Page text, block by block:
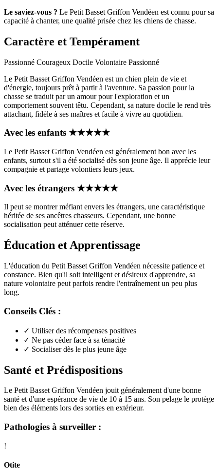
Le saviez-vous ? Le Petit Basset Griffon Vendéen est connu pour sa
capacité à chanter, une qualité prisée chez les chiens de chasse.
Caractère et Tempérament
Passionné Courageux Docile Volontaire Passionné
Le Petit Basset Griffon Vendéen est un chien plein de vie et
d'énergie, toujours prêt à partir à l'aventure. Sa passion pour la
chasse se traduit par un amour pour l'exploration et un
comportement souvent têtu. Cependant, sa nature docile le rend très
attachant, fidèle à ses maîtres et facile à vivre au quotidien.
Avec les enfants ★★★★★
Le Petit Basset Griffon Vendéen est généralement bon avec les
enfants, surtout s'il a été socialisé dès son jeune âge. Il apprécie leur
compagnie et partage volontiers leurs jeux.
Avec les étrangers ★★★★★
Il peut se montrer méfiant envers les étrangers, une caractéristique
héritée de ses ancêtres chasseurs. Cependant, une bonne
socialisation peut atténuer cette réserve.
Éducation et Apprentissage
L'éducation du Petit Basset Griffon Vendéen nécessite patience et
constance. Bien qu'il soit intelligent et désireux d'apprendre, sa
nature volontaire peut parfois rendre l'entraînement un peu plus
long.
Conseils Clés :
✓ Utiliser des récompenses positives
✓ Ne pas céder face à sa ténacité
✓ Socialiser dès le plus jeune âge
Santé et Prédispositions
Le Petit Basset Griffon Vendéen jouit généralement d'une bonne
santé et d'une espérance de vie de 10 à 15 ans. Son pelage le protège
bien des éléments lors des sorties en extérieur.
Pathologies à surveiller :
!
Otite